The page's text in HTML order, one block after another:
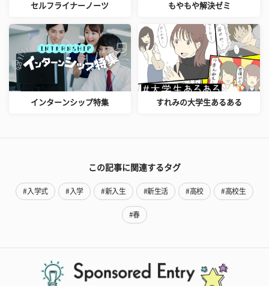
セルフライナーノーツ もやもや解決ゼミ
インターンシップ特集 すれみの大学生あるある
この記事に関連するタグ
#入学式 #入学 #新入生 #新生活 #高校 #高校生
#春